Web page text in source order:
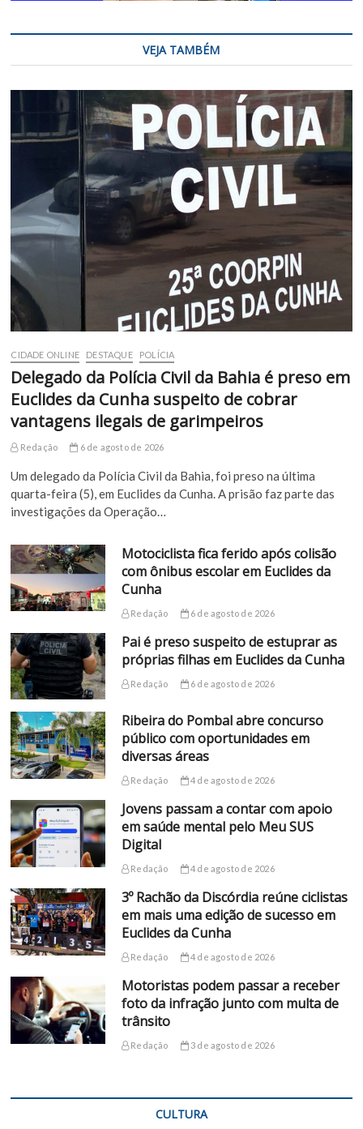
VEJA TAMBÉM
CIDADE ONLINE DESTAQUE POLÍCIA
Delegado da Polícia Civil da Bahia é preso em
Euclides da Cunha suspeito de cobrar
vantagens ilegais de garimpeiros
Redação 6 de agosto de 2026
Um delegado da Polícia Civil da Bahia, foi preso na última
quarta-feira (5), em Euclides da Cunha. A prisão faz parte das
investigações da Operação…
Motociclista fica ferido após colisão
com ônibus escolar em Euclides da
Cunha
Redação 6 de agosto de 2026
Pai é preso suspeito de estuprar as
próprias filhas em Euclides da Cunha
Redação 6 de agosto de 2026
Ribeira do Pombal abre concurso
público com oportunidades em
diversas áreas
Redação 4 de agosto de 2026
Jovens passam a contar com apoio
em saúde mental pelo Meu SUS
Digital
Redação 4 de agosto de 2026
3º Rachão da Discórdia reúne ciclistas
em mais uma edição de sucesso em
Euclides da Cunha
Redação 4 de agosto de 2026
Motoristas podem passar a receber
foto da infração junto com multa de
trânsito
Redação 3 de agosto de 2026
CULTURA